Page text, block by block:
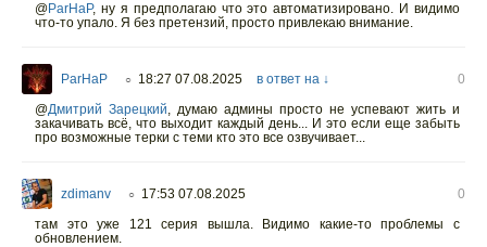
@ParHaP, ну я предполагаю что это автоматизировано. И видимо
что-то упало. Я без претензий, просто привлекаю внимание.
ParHaP ○ 18:27 07.08.2025 в ответ на ↓
0
@Дмитрий Зарецкий, думаю админы просто не успевают жить и
закачивать всё, что выходит каждый день... И это если еще забыть
про возможные терки с теми кто это все озвучивает...
zdimanv ○ 17:53 07.08.2025
0
там это уже 121 серия вышла. Видимо какие-то проблемы с
обновлением.